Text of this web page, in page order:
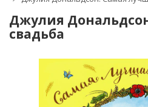
Джулия
свадьба